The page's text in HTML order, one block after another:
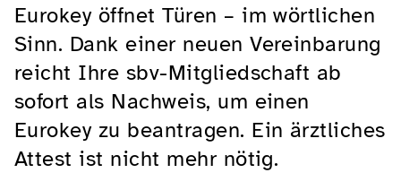
Eurokey öffnet Türen – im wörtlichen
Sinn. Dank einer neuen Vereinbarung
reicht Ihre sbv-Mitgliedschaft ab
sofort als Nachweis, um einen
Eurokey zu beantragen. Ein ärztliches
Attest ist nicht mehr nötig.